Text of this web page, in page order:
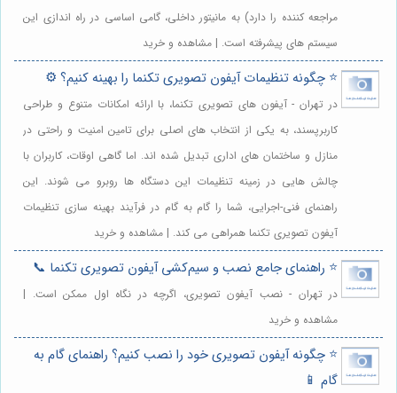
مراجعه کننده را دارد) به مانیتور داخلی، گامی اساسی در راه اندازی این
سیستم های پیشرفته است. | مشاهده و خرید
⭐️ چگونه تنظیمات آیفون تصویری تکنما را بهینه کنیم؟ ⚙️
در تهران - آیفون های تصویری تکنما، با ارائه امکانات متنوع و طراحی
کاربرپسند، به یکی از انتخاب های اصلی برای تامین امنیت و راحتی در
منازل و ساختمان های اداری تبدیل شده اند. اما گاهی اوقات، کاربران با
چالش هایی در زمینه تنظیمات این دستگاه ها روبرو می شوند. این
راهنمای فنی-اجرایی، شما را گام به گام در فرآیند بهینه سازی تنظیمات
آیفون تصویری تکنما همراهی می کند. | مشاهده و خرید
⭐️ راهنمای جامع نصب و سیم‌کشی آیفون تصویری تکنما 📞
در تهران - نصب آیفون تصویری، اگرچه در نگاه اول ممکن است. |
مشاهده و خرید
⭐️ چگونه آیفون تصویری خود را نصب کنیم؟ راهنمای گام به
گام 📱